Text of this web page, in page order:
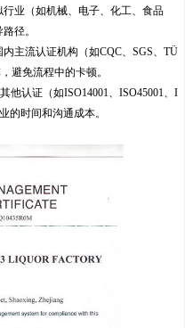
业（如机械、电子、化工、食品
径。
主流认证机构（如CQC、SGS、TÜ
避免流程中的卡顿。
他认证（如ISO14001、ISO45001、I
的时间和沟通成本。